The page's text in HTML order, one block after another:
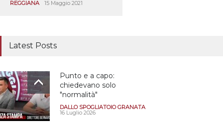
REGGIANA 15 Maggio 2021
Latest Posts
Punto e a capo:
chiedevano solo
"normalità"
DALLO SPOGLIATOIO GRANATA
16 Luglio 2026